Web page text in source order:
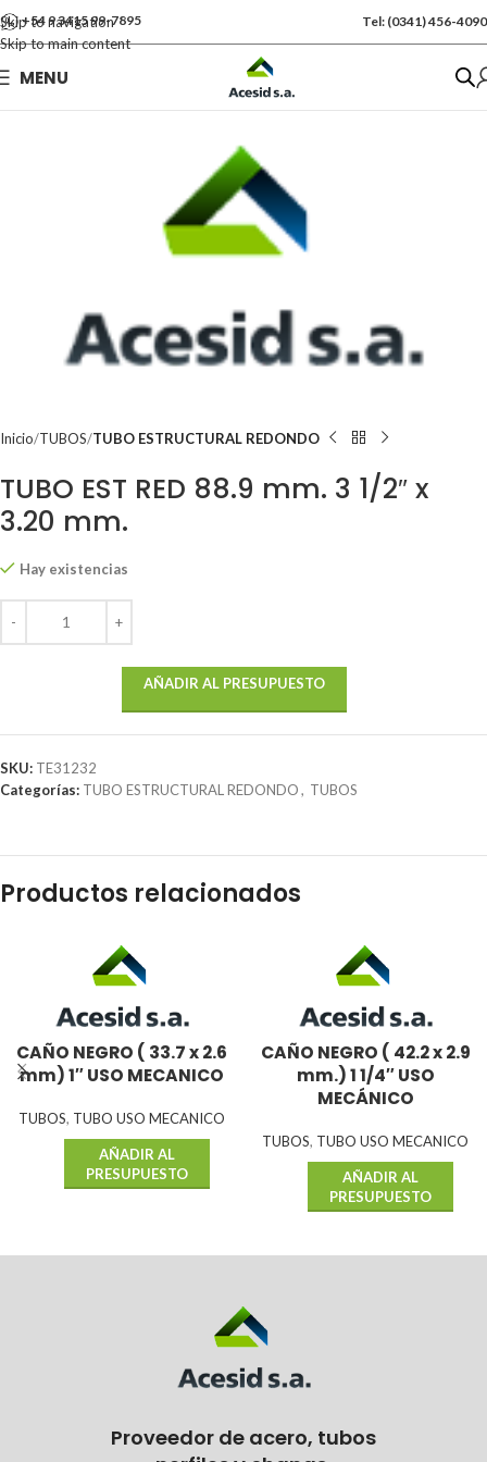
Skip to navigation
Skip to main content
+54 9 3415 99-7895 Tel: (0341) 456-4090
MENU
Inicio TUBOS TUBO ESTRUCTURAL REDONDO
TUBO EST RED 88.9 mm. 3 1/2″ x
3.20 mm.
Se vende por Und
Hay existencias
AÑADIR AL PRESUPUESTO
SKU: TE31232
Categorías: TUBO ESTRUCTURAL REDONDO, TUBOS
Productos relacionados
CAÑO NEGRO ( 33.7 x 2.6
mm) 1″ USO MECANICO
TUBOS, TUBO USO MECANICO
AÑADIR AL
PRESUPUESTO
CAÑO NEGRO ( 42.2 x 2.9
mm.) 1 1/4″ USO
MECÁNICO
TUBOS, TUBO USO MECANICO
AÑADIR AL
PRESUPUESTO
Proveedor de acero, tubos